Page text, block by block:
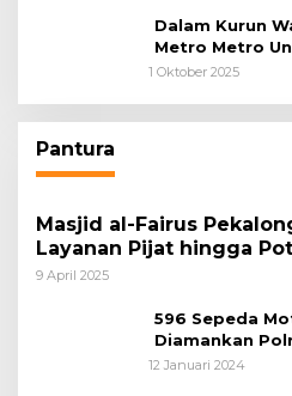
Dalam Kurun
Metro Metro
1 Oktober 2025
Pantura
Masjid al-Fairus
Layanan Pijat hingga
bagi Pemudik Lebaran
9 April 2025
596 Sepeda
Diamankan
12 Januari 2024